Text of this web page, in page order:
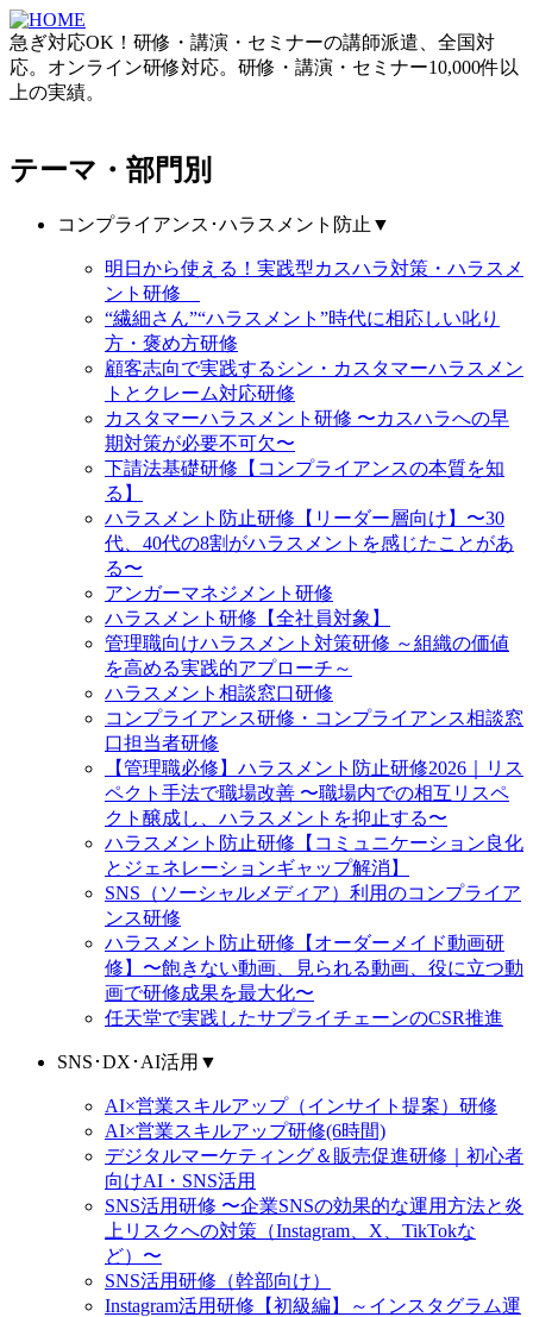
急ぎ対応OK！研修・講演・セミナーの講師派遣、全国対
応。オンライン研修対応。研修・講演・セミナー10,000件以
上の実績。
テーマ・部門別
コンプライアンス･ハラスメント防止 ▼
明日から使える！実践型カスハラ対策・ハラスメ
ント研修
“繊細さん”“ハラスメント”時代に相応しい叱り
方・褒め方研修
顧客志向で実践するシン・カスタマーハラスメン
トとクレーム対応研修
カスタマーハラスメント研修 〜カスハラへの早
期対策が必要不可欠〜
下請法基礎研修【コンプライアンスの本質を知
る】
ハラスメント防止研修【リーダー層向け】〜30
代、40代の8割がハラスメントを感じたことがあ
る〜
アンガーマネジメント研修
ハラスメント研修【全社員対象】
管理職向けハラスメント対策研修 ～組織の価値
を高める実践的アプローチ～
ハラスメント相談窓口研修
コンプライアンス研修・コンプライアンス相談窓
口担当者研修
【管理職必修】ハラスメント防止研修2026｜リス
ペクト手法で職場改善 〜職場内での相互リスペ
クト醸成し、ハラスメントを抑止する〜
ハラスメント防止研修【コミュニケーション良化
とジェネレーションギャップ解消】
SNS（ソーシャルメディア）利用のコンプライア
ンス研修
ハラスメント防止研修【オーダーメイド動画研
修】〜飽きない動画、見られる動画、役に立つ動
画で研修成果を最大化〜
任天堂で実践したサプライチェーンのCSR推進
SNS･DX･AI活用 ▼
AI×営業スキルアップ（インサイト提案）研修
AI×営業スキルアップ研修(6時間)
デジタルマーケティング＆販売促進研修｜初心者
向けAI・SNS活用
SNS活用研修 〜企業SNSの効果的な運用方法と炎
上リスクへの対策（Instagram、X、TikTokな
ど）〜
SNS活用研修（幹部向け）
Instagram活用研修【初級編】～インスタグラム運